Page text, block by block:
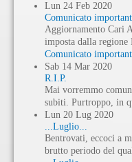
Lun 24 Feb 2020
Comunicato
Aggiornamento Cari
imposta dalla
Comunicato
Sab 14 Mar 2020
R.I.P.
Mai vorremmo
subiti. Purtroppo, in
Lun 20 Lug 2020
...Luglio...
Bentrovati, eccoci a
brutto periodo del